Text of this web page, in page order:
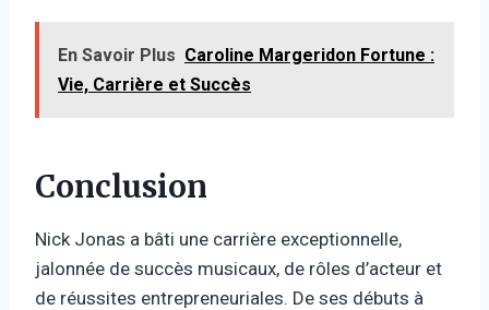
En Savoir Plus Caroline Margeridon Fortune :
Vie, Carrière et Succès
Conclusion
Nick Jonas a bâti une carrière exceptionnelle,
jalonnée de succès musicaux, de rôles d’acteur et
de réussites entrepreneuriales. De ses débuts à